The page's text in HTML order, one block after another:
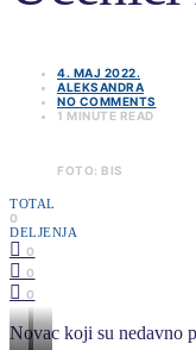
4. MAJ 2022.
ALEKSANDRA
NO COMMENTS
1 MINUTE READ
FOTO: BIS
TOTAL
0
DELJENJA
0
0
0
Novac koji su nedavno